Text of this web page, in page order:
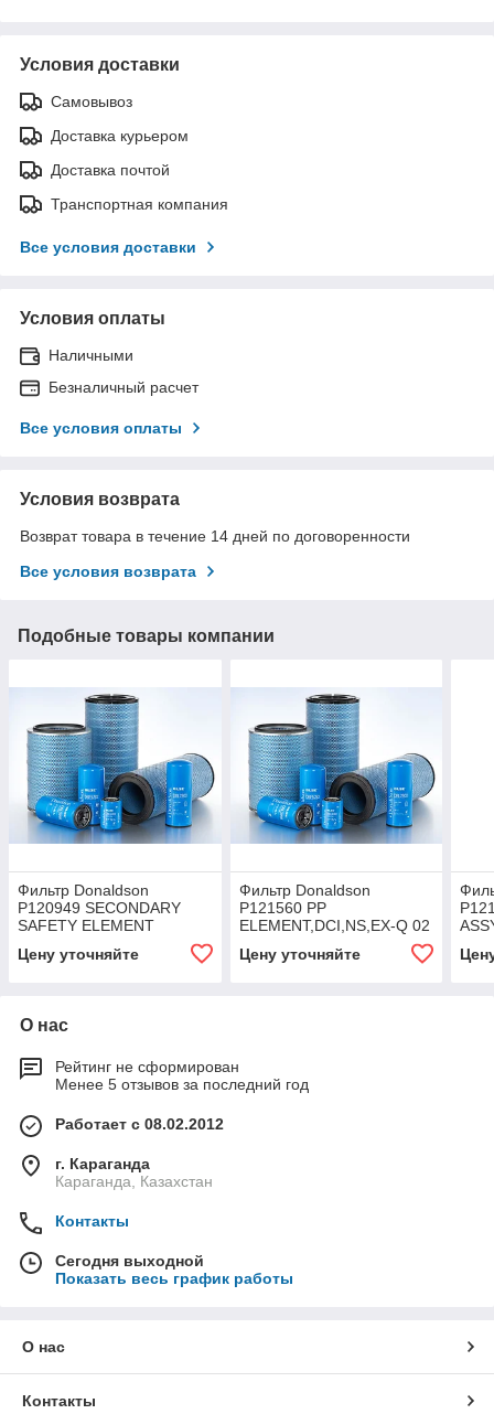
Условия доставки
Самовывоз
Доставка курьером
Доставка почтой
Транспортная компания
Все условия доставки
Условия оплаты
Наличными
Безналичный расчет
Все условия оплаты
Условия возврата
Возврат товара в течение 14 дней по договоренности
Все условия возврата
Подобные товары компании
Фильтр Donaldson
P120949 SECONDARY
SAFETY ELEMENT
Цену уточняйте
Фильтр Donaldson
P121560 PP
ELEMENT,DCI,NS,EX-Q 02
Цену уточняйте
О нас
Рейтинг не сформирован
Менее 5 отзывов за последний год
Работает с 08.02.2012
г. Караганда
Караганда, Казахстан
Контакты
Сегодня выходной
Показать весь график работы
О нас
Контакты